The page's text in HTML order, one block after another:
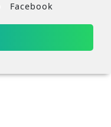
Facebook